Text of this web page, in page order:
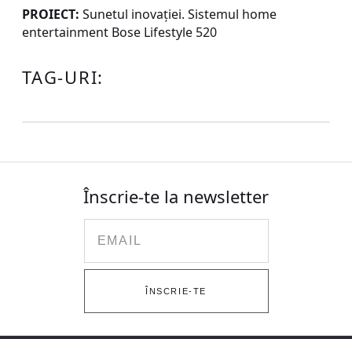
PROIECT: Sunetul inovației. Sistemul home
entertainment Bose Lifestyle 520
TAG-URI:
Înscrie-te la newsletter
ÎNSCRIE-TE